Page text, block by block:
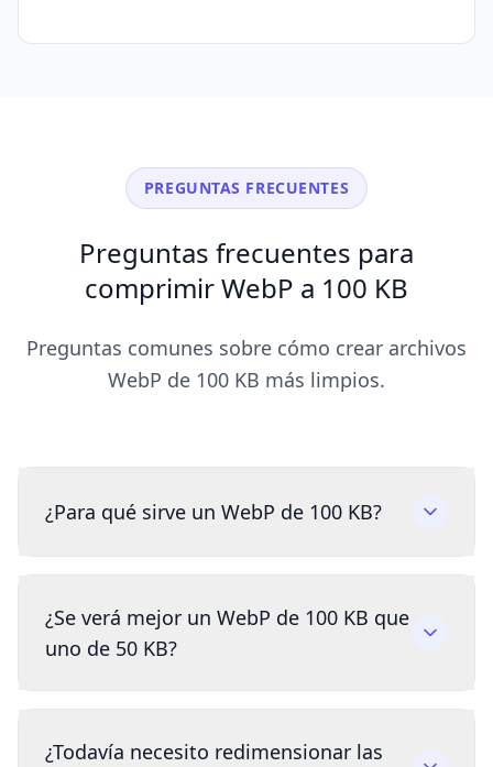
PREGUNTAS FRECUENTES
Preguntas frecuentes para
comprimir WebP a 100 KB
Preguntas comunes sobre cómo crear archivos
WebP de 100 KB más limpios.
¿Para qué sirve un WebP de 100 KB?
¿Se verá mejor un WebP de 100 KB que
uno de 50 KB?
¿Todavía necesito redimensionar las